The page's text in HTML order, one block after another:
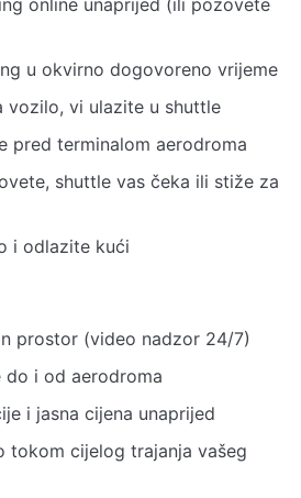
online unaprijed (ili pozovete
u okvirno dogovoreno vrijeme
vozilo, vi ulazite u shuttle
pred terminalom aerodroma
shuttle vas čeka ili stiže za
i odlazite kući
prostor (video nadzor 24/7)
do i od aerodroma
i jasna cijena unaprijed
tokom cijelog trajanja vašeg